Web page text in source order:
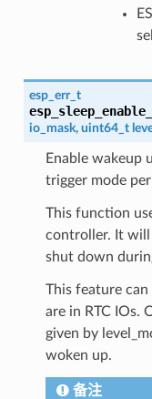
esp_err_t
io_mask, uint64_t
Enable wakeup
trigger mode
This function
controller. It will
shut down
This feature
are in RTC IOs.
given by
woken up.
备注